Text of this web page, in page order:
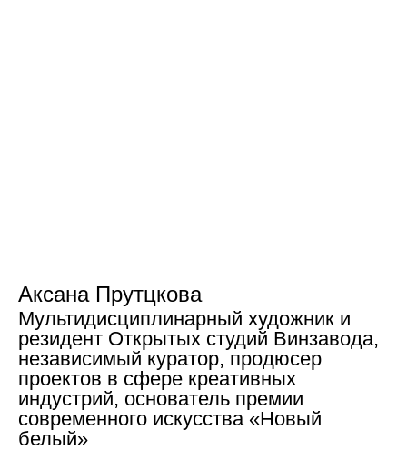
Аксана Прутцкова
Мультидисциплинарный художник и
резидент Открытых студий Винзавода,
независимый куратор, продюсер
проектов в сфере креативных
индустрий, основатель премии
современного искусства «Новый
белый»